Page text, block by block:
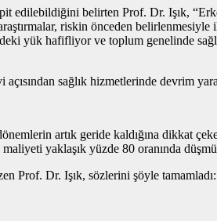
belirten Prof. Dr. Işık,
riskin önceden
yük hafifliyor ve toplum genelinde
sağlık hizmetlerinde devrim
artık geride kaldığına dikkat
yaklaşık yüzde 80 oranında
Prof. Dr. Işık, sözlerini şöyle tamamladı: